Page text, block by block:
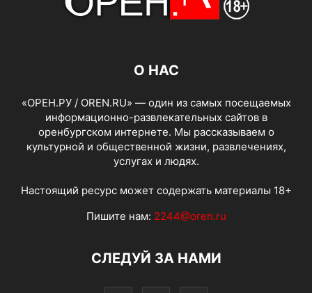
О НАС
«ОРЕН.РУ / OREN.RU» — один из самых посещаемых
информационно-развлекательных сайтов в
оренбургском интернете. Мы рассказываем о
культурной и общественной жизни, развлечениях,
услугах и людях.
Настоящий ресурс может содержать материалы 18+
Пишите нам: 2244@oren.ru
СЛЕДУЙ ЗА НАМИ